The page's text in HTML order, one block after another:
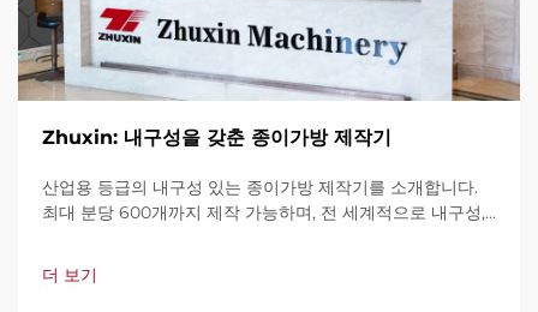
Zhuxin: 내구성을 갖춘 종이가방 제작기
산업용 등급의 내구성 있는 종이가방 제작기를 소개합니다.
최대 분당 600개까지 제작 가능하며, 전 세계적으로 내구성,
가 지원과 빠른 서비스를 제공합니다. 견적 요청을 지금 해보
세요.
더 보기